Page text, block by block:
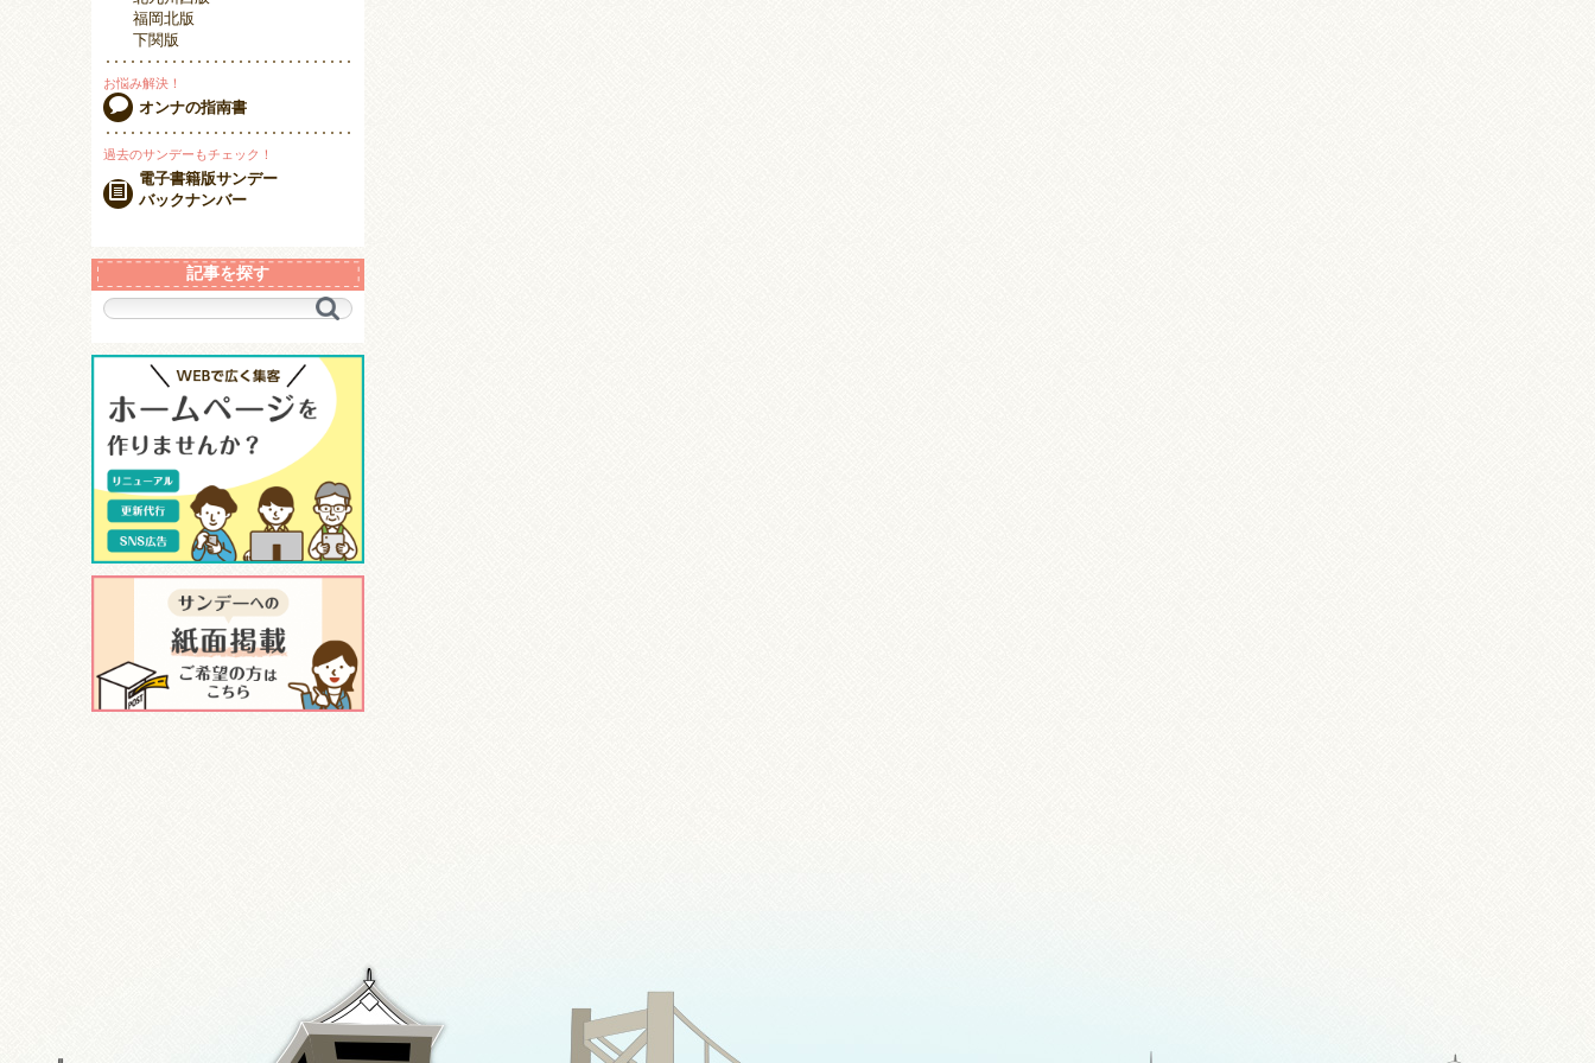
福岡北版
下関版
お悩み解決！
オンナの指南書
過去のサンデーもチェック！
電子書籍版サンデー
バックナンバー
記事を探す
キ
で
探
す